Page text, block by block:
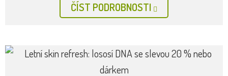
ČÍST PODROBNOSTI